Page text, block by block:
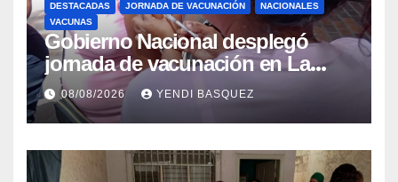
DESTACADAS JORNADA DE VACUNACIÓN
NACIONALES
VACUNAS
Gobierno Nacional desplegó
jornada de vacunación en La
Guaira para garantizar protección
epidemiológica
08/08/2026 YENDI BASQUEZ